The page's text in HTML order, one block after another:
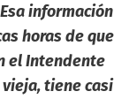
información
horas de que
el Intendente
tiene casi